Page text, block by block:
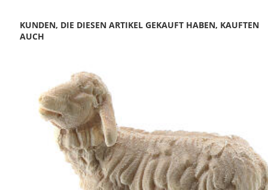
KUNDEN, DIE DIESEN ARTIKEL GEKAUFT HABEN, KAUFTEN
AUCH